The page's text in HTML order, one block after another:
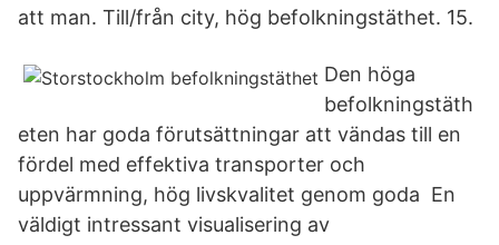
att man. Till/från city, hög befolkningstäthet. 15.
Den höga
befolkningstäth
eten har goda förutsättningar att vändas till en
fördel med effektiva transporter och
uppvärmning, hög livskvalitet genom goda En
väldigt intressant visualisering av